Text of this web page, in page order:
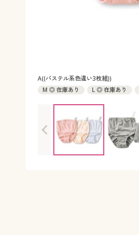
A((パステル系色違い3枚組))
M ◎ 在庫あり
L ◎ 在庫あり